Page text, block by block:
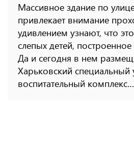
Массивное здание по
привлекает внимание
удивлением узнают, что
слепых детей,
Да и сегодня в нем
Харьковский специальный
воспитательный комплекс…